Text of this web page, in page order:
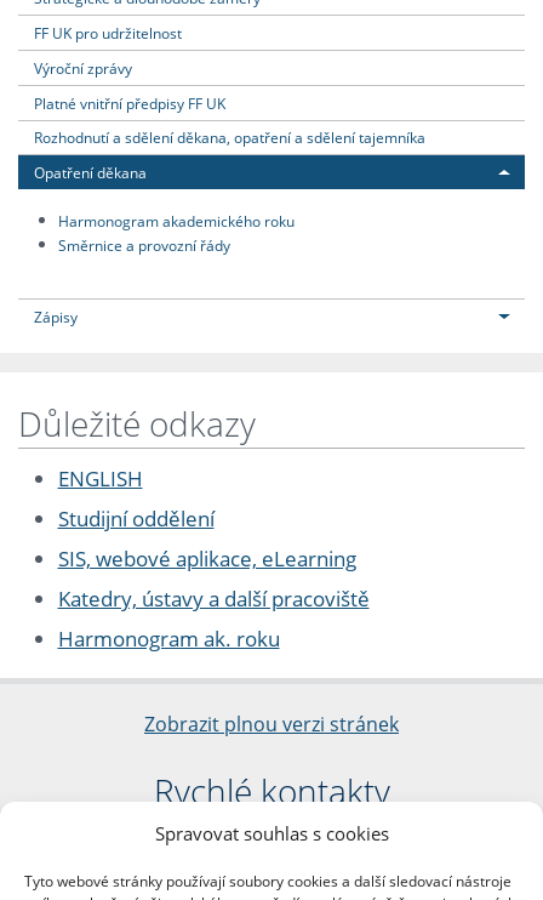
Spravovat souhlas s cookies
Tyto webové stránky používají soubory cookies a další sledovací nástroje
FF UK pro udržitelnost
Výroční zprávy
Platné vnitřní předpisy FF UK
Rozhodnutí a sdělení děkana, opatření a sdělení tajemníka
Opatření děkana
Harmonogram akademického roku
Směrnice a provozní řády
Zápisy
Důležité odkazy
ENGLISH
Studijní oddělení
SIS, webové aplikace, eLearning
Katedry, ústavy a další pracoviště
Harmonogram ak. roku
Zobrazit plnou verzi stránek
Rychlé kontakty
Filozofická fakulta
nám. Jana Palacha 1/2